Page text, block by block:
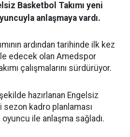
Basketbol Takımı yeni
anlaşmaya vardı.
ardından tarihinde ilk kez
edecek olan Amedspor
çalışmalarını sürdürüyor.
hazırlanan Engelsiz
sezon kadro planlaması
ile anlaşma sağladı.